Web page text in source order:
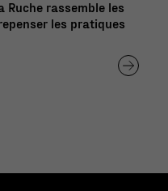
Ruche rassemble les
les pratiques